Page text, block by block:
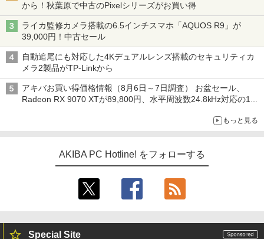
から！秋葉原で中古のPixelシリーズがお買い得
ライカ監修カメラ搭載の6.5インチスマホ「AQUOS R9」が
39,000円！中古セール
自動追尾にも対応した4Kデュアルレンズ搭載のセキュリティカ
メラ2製品がTP-Linkから
アキバお買い得価格情報（8月6日～7日調査） お盆セール、
Radeon RX 9070 XTが89,800円、水平周波数24.8kHz対応の17
もっと見る
AKIBA PC Hotline! をフォローする
Special Site